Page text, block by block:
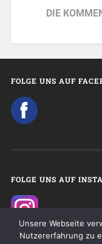
DIE
FOLGE UNS AUF
FOLGE UNS AUF
Unsere Webseite
Nutzererfahrung zu